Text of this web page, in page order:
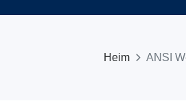
Heim ANSI